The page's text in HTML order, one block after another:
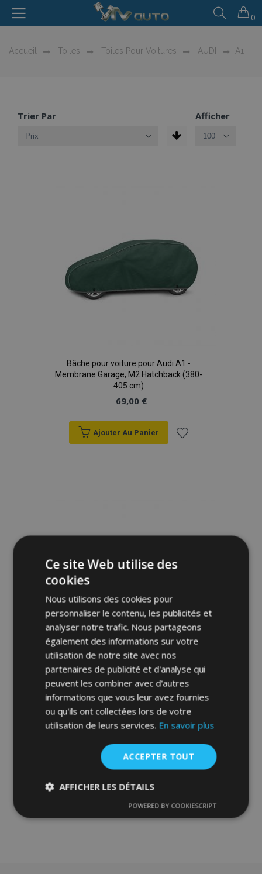
0
Accueil Toiles Toiles Pour Voitures AUDI A1
Trier Par Afficher
Bâche pour voiture pour Audi A1 -
Membrane Garage, M2 Hatchback (380-
405 cm)
69,00 €
Ajouter Au Panier
Toile pour voiture MOBILE GARAGE
hatchback Audi A1 380-405 cm
71,00 €
Ajouter Au Panier
Ajouter
Ce site Web utilise des
cookies
Nous utilisons des cookies pour
personnaliser le contenu, les publicités et
analyser notre trafic. Nous partageons
également des informations sur votre
utilisation de notre site avec nos
partenaires de publicité et d'analyse qui
peuvent les combiner avec d'autres
informations que vous leur avez fournies
ou qu'ils ont collectées lors de votre
utilisation de leurs services. En savoir plus
ACCEPTER TOUT
AFFICHER LES DÉTAILS
nécessaires
Performance Ciblage
POWERED BY COOKIESCRIPT